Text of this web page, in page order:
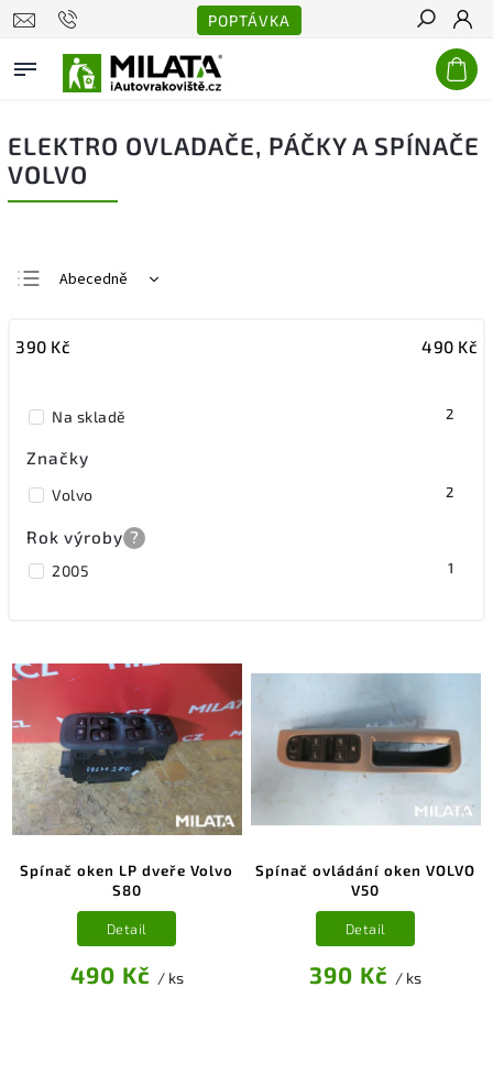
POPTÁVKA
Hledat
ELEKTRO OVLADAČE, PÁČKY A SPÍNAČE
VOLVO
Abecedně
Nejdražší
390 Kč 490 Kč
Na skladě 2
Značky
Volvo 2
Rok výroby ?
2005 1
Spínač oken LP dveře Volvo
S80
490 Kč / ks
Detail
Spínač ovládání oken VOLVO
V50
390 Kč / ks
Detail